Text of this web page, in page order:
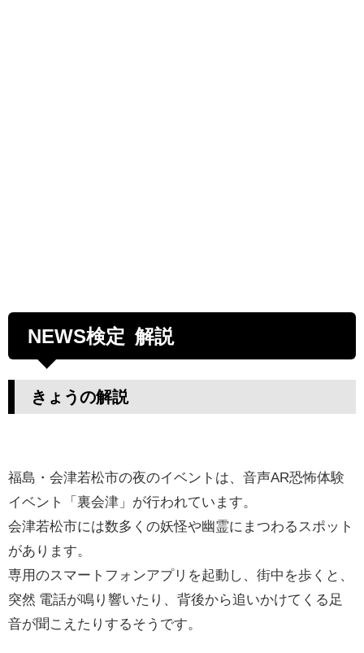
NEWS検定 解説
きょうの解説
福島・会津若松市の夜のイベントは、音声AR恐怖体験
イベント「裏会津」が行われています。
会津若松市には数多くの妖怪や幽霊にまつわるスポット
があります。
専用のスマートフォンアプリを起動し、街中を歩くと、
突然 電話が鳴り響いたり、背後から追いかけてくる足
音が聞こえたりするそうです。